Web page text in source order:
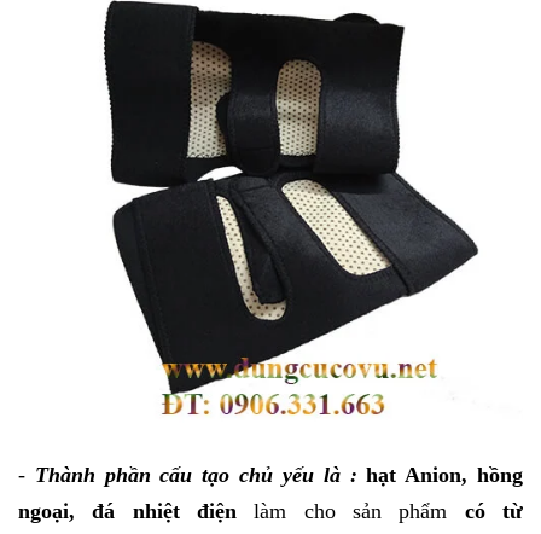
- Thành phần cấu tạo chủ yếu là :hạt Anion, hồng
ngoại, đá nhiệt điện làm cho sản phẩm có
từ